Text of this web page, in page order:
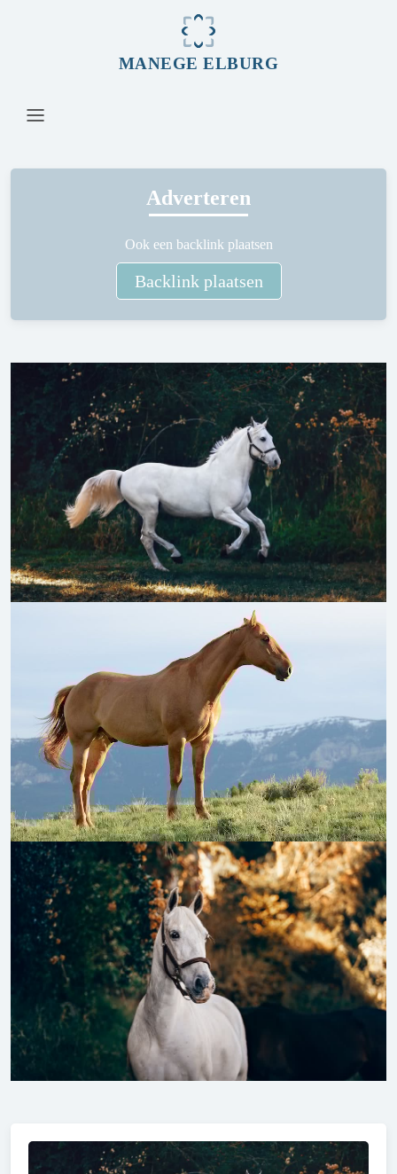
MANEGE ELBURG
Adverteren
Ook een backlink plaatsen
Backlink plaatsen